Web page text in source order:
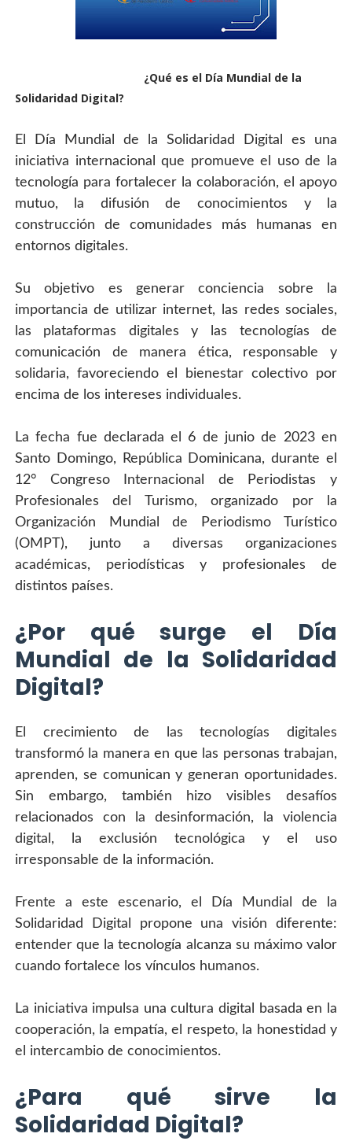
Solidaridad Digital?
El Día Mundial de la Solidaridad Digital es una
iniciativa internacional que promueve el uso de la
tecnología para fortalecer la colaboración, el apoyo
mutuo, la difusión de conocimientos y la
construcción de comunidades más humanas en
entornos digitales.
Su objetivo es generar conciencia sobre la
importancia de utilizar internet, las redes sociales,
las plataformas digitales y las tecnologías de
comunicación de manera ética, responsable y
solidaria, favoreciendo el bienestar colectivo por
encima de los intereses individuales.
La fecha fue declarada el 6 de junio de 2023 en
Santo Domingo, República Dominicana, durante el
12° Congreso Internacional de Periodistas y
Profesionales del Turismo, organizado por la
Organización Mundial de Periodismo Turístico
(OMPT), junto a diversas organizaciones
académicas, periodísticas y profesionales de
distintos países.
¿Por qué surge el Día
Mundial de la Solidaridad
Digital?
El crecimiento de las tecnologías digitales
transformó la manera en que las personas trabajan,
aprenden, se comunican y generan oportunidades.
Sin embargo, también hizo visibles desafíos
relacionados con la desinformación, la violencia
digital, la exclusión tecnológica y el uso
irresponsable de la información.
Frente a este escenario, el Día Mundial de la
Solidaridad Digital propone una visión diferente:
entender que la tecnología alcanza su máximo valor
cuando fortalece los vínculos humanos.
La iniciativa impulsa una cultura digital basada en la
cooperación, la empatía, el respeto, la honestidad y
el intercambio de conocimientos.
¿Para qué sirve la
Solidaridad Digital?